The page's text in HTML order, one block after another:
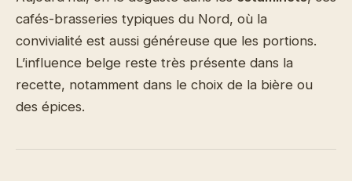
cafés-brasseries typiques du Nord, où la
convivialité est aussi généreuse que les portions.
L’influence belge reste très présente dans la
recette, notamment dans le choix de la bière ou
des épices.